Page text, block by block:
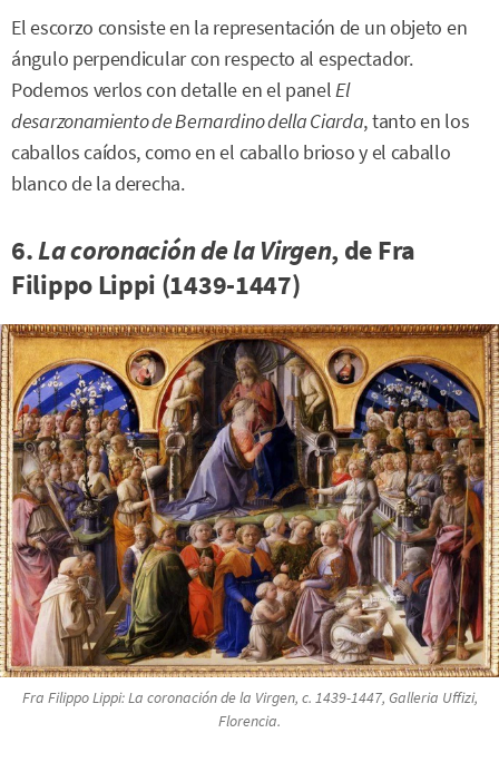
El escorzo consiste en la representación de un objeto en
ángulo perpendicular con respecto al espectador.
Podemos verlos con detalle en el panelEl
desarzonamiento de Bernardino dellaCiarda, tanto en los
caballos caídos, como en el caballo brioso y el caballo
blanco de la derecha.
6.La coronación de la Virgen, de Fra
Filippo Lippi (1439-1447)
Fra Filippo Lippi:La coronación de la Virgen, c. 1439-1447, Galleria Uffizi,
Florencia.